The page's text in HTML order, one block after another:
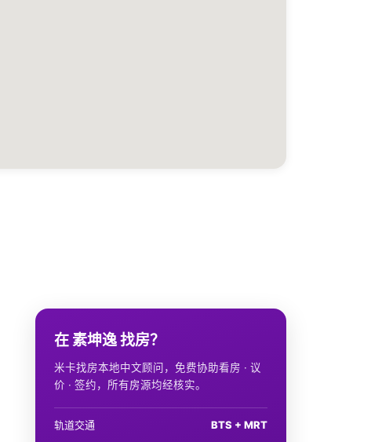
在 素坤逸 找房？
米卡找房本地中文顾问，免费协助看房 · 议
价 · 签约，所有房源均经核实。
轨道交通 BTS + MRT